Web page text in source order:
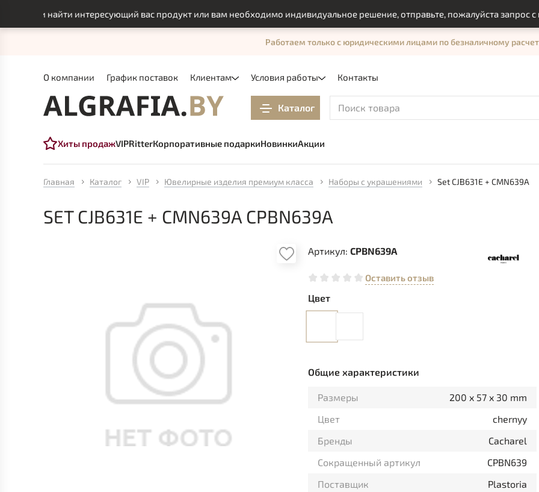
найти интересующий вас продукт или вам необходимо индивидуальное решение, отправьте, пожалуйста запрос с
О компании График поставок Клиентам Условия работы Контакты
Работаем только с юридическими лицами по безналичному
Каталог
Хиты продажVIPRitterКорпоративные подаркиНовинкиАкции
Главная Каталог VIP Ювелирные изделия премиум класса Наборы с украшениями Set CJB631E + CMN639A
SET CJB631E + CMN639A CPBN639A
Артикул: CPBN639A
Оставить отзыв
Цвет
Общие характеристики
Размеры
200 x 57 x 30 mm
Цвет
chernyy
Бренды
Cacharel
Сокращенный артикул
CPBN639
Поставщик
Plastoria